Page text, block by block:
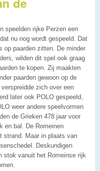
speelden rijke Perzen een
nu nog wordt gespeeld. Dat
op paarden zitten. De minder
wilden dit spel ook graag
te kopen. Zij maakten
paarden gewoon op de
zich over een
later ook POLO gespeeld,
weer andere speelvormen
de Grieken 478 jaar voor
en bal. De Romeinen
strand. Maar in plaats van
Deskundigen
stok vanuit het Romeinse rijk